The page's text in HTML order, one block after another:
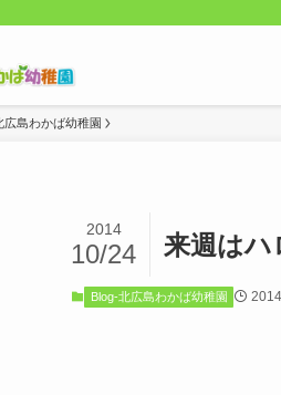
広島わかば幼稚園
来週は
2014
10/24
Blog-北広島わかば幼稚園